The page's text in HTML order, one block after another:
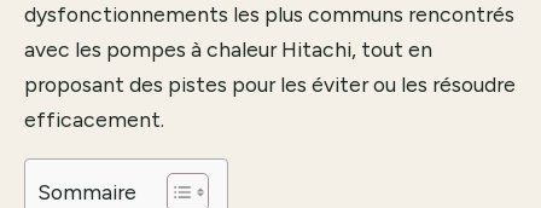
dysfonctionnements les plus communs rencontrés
avec les pompes à chaleur Hitachi, tout en
proposant des pistes pour les éviter ou les résoudre
efficacement.
Sommaire